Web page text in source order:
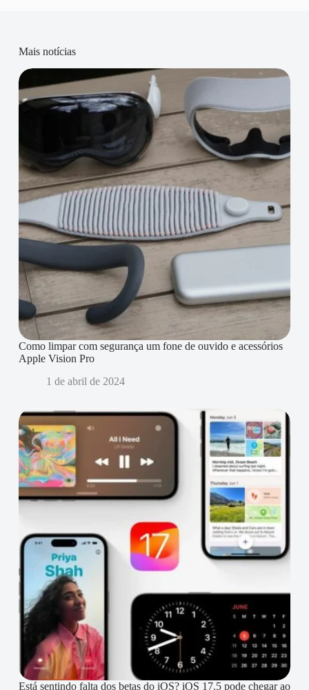
Mais notícias
Como limpar com segurança um fone de ouvido e acessórios
Apple Vision Pro
1 de abril de 2024
Está sentindo falta dos betas do iOS? iOS 17.5 pode chegar ao